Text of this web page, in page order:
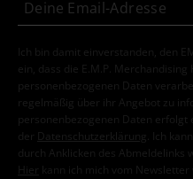
Ich bin damit einverstanden, den
ein, dass die E.M.P.
personenbezogenen Daten
regelmäßig über ihr Angebot zu
personenbezogenen Daten erfolgt
der
Datenschutzerklärung
. Ich
durch Anklicken des Abmeldelinks
Hier kann ich mich vom Newsletter